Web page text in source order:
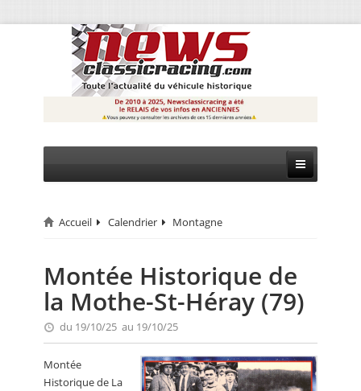
CIRCUIT
RALLYE
MONTAGNE
EVÈNEMENTS
CALENDRIER
Accueil Calendrier Montagne
Montée Historique de
la Mothe-St-Héray (79)
du 19/10/25 au 19/10/25
Montée
Historique de La